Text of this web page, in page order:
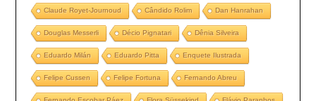
Claude Royet-Journoud Cândido Rolim Dan Hanrahan
Douglas Messerli Décio Pignatari Dênia Silveira
Eduardo Milán Eduardo Pitta Enquete Ilustrada
Felipe Cussen Felipe Fortuna Fernando Abreu